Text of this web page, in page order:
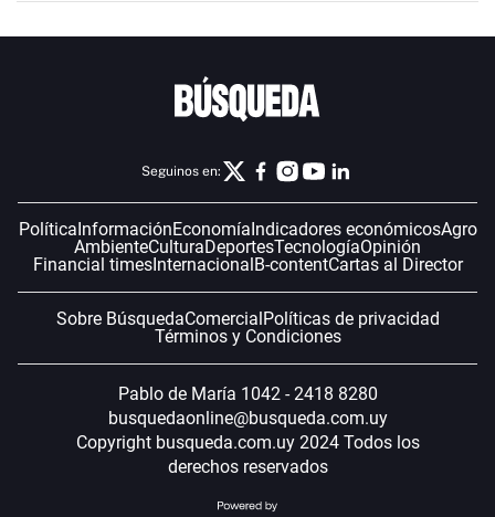
Seguinos en:
PolíticaInformaciónEconomíaIndicadores económicosAgro
AmbienteCulturaDeportesTecnologíaOpinión
Financial timesInternacionalB-contentCartas al Director
Sobre BúsquedaComercialPolíticas de privacidad
Términos y Condiciones
Pablo de María 1042 - 2418 8280
busquedaonline@busqueda.com.uy
Copyright busqueda.com.uy 2024 Todos los
derechos reservados